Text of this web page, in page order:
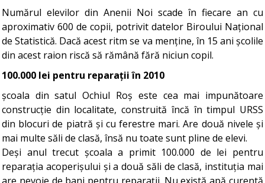
Numărul elevilor din Anenii Noi scade în fiecare an cu
aproximativ 600 de copii, potrivit datelor Biroului Național
de Statistică. Dacă acest ritm se va menține, în 15 ani școlile
din acest raion riscă să rămână fără niciun copil.
100.000 lei pentru reparații în 2010
școala din satul Ochiul Roș este cea mai impunătoare
construcție din localitate, construită încă în timpul URSS
din blocuri de piatră și cu ferestre mari. Are două nivele și
mai multe săli de clasă, însă nu toate sunt pline de elevi.
Deși anul trecut școala a primit 100.000 de lei pentru
reparația acoperișului și a două săli de clasă, instituția mai